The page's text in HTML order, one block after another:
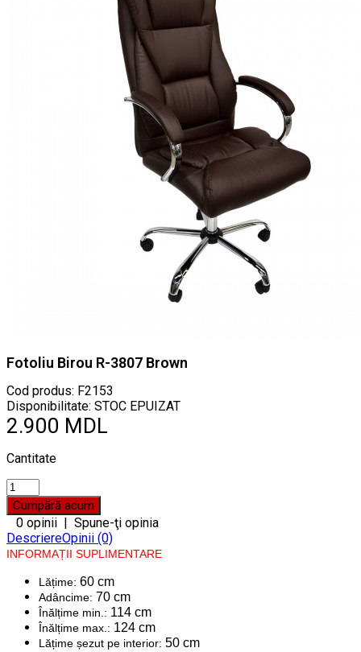
Fotoliu Birou R-3807 Brown
Cod produs: F2153
Disponibilitate: STOC EPUIZAT
2.900 MDL
Cantitate
0 opinii | Spune-ţi opinia
DescriereOpinii (0)
INFORMAȚII SUPLIMENTARE
Lățime: 60 cm
Adâncime: 70 cm
Înălțime min.: 114 cm
Înălțime max.: 124 cm
Lățime șezut pe interior: 50 cm